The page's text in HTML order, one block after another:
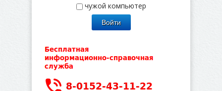
чужой компьютер